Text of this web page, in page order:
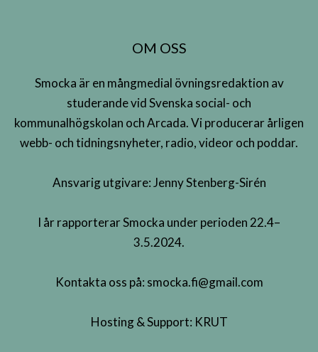
OM OSS
Smocka är en mångmedial övningsredaktion av
studerande vid Svenska social- och
kommunalhögskolan och Arcada. Vi producerar årligen
webb- och tidningsnyheter, radio, videor och poddar.
Ansvarig utgivare: Jenny Stenberg-Sirén
I år rapporterar Smocka under perioden 22.4–
3.5.2024.
Kontakta oss på: smocka.fi@gmail.com
Hosting & Support: KRUT